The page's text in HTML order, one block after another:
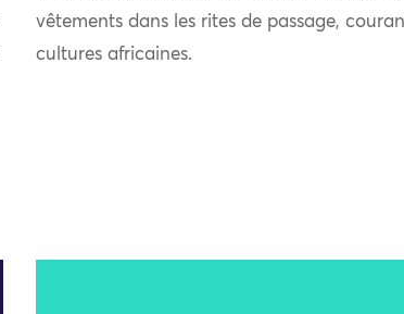
vêtements dans les rites de passage,
cultures africaines.